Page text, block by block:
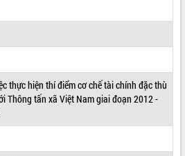
thực hiện thí điểm cơ chế tài chính đặc thù
Thông tấn xã Việt Nam giai đoạn 2012 -